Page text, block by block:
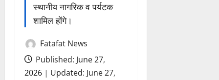
स्थानीय नागरिक व पर्यटक
शामिल होंगे।
Fatafat News
Published: June 27,
2026 | Updated: June 27,